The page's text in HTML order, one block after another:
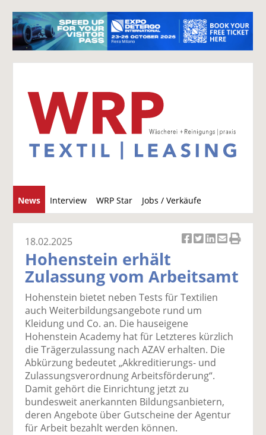
News Interview WRP Star Jobs / Verkäufe
u
c
k
el
a
uf
F
ac
e
b
o
o
k
te
k
el
t
wi
tt
er
n
k
el
a
Li
n
k
e
di
te
il
k
p
E
m
ai
se
n
k
ck
e
18.02.2025
Hohenstein erhält
Zulassung vom Arbeitsamt
Hohenstein bietet neben Tests für Textilien
auch Weiterbildungsangebote rund um
Kleidung und Co. an. Die hauseigene
Hohenstein Academy hat für Letzteres kürzlich
die Trägerzulassung nach AZAV erhalten. Die
Abkürzung bedeutet „Akkreditierungs- und
Zulassungsverordnung Arbeitsförderung“.
Damit gehört die Einrichtung jetzt zu
bundesweit anerkannten Bildungsanbietern,
deren Angebote über Gutscheine der Agentur
für Arbeit bezahlt werden können.